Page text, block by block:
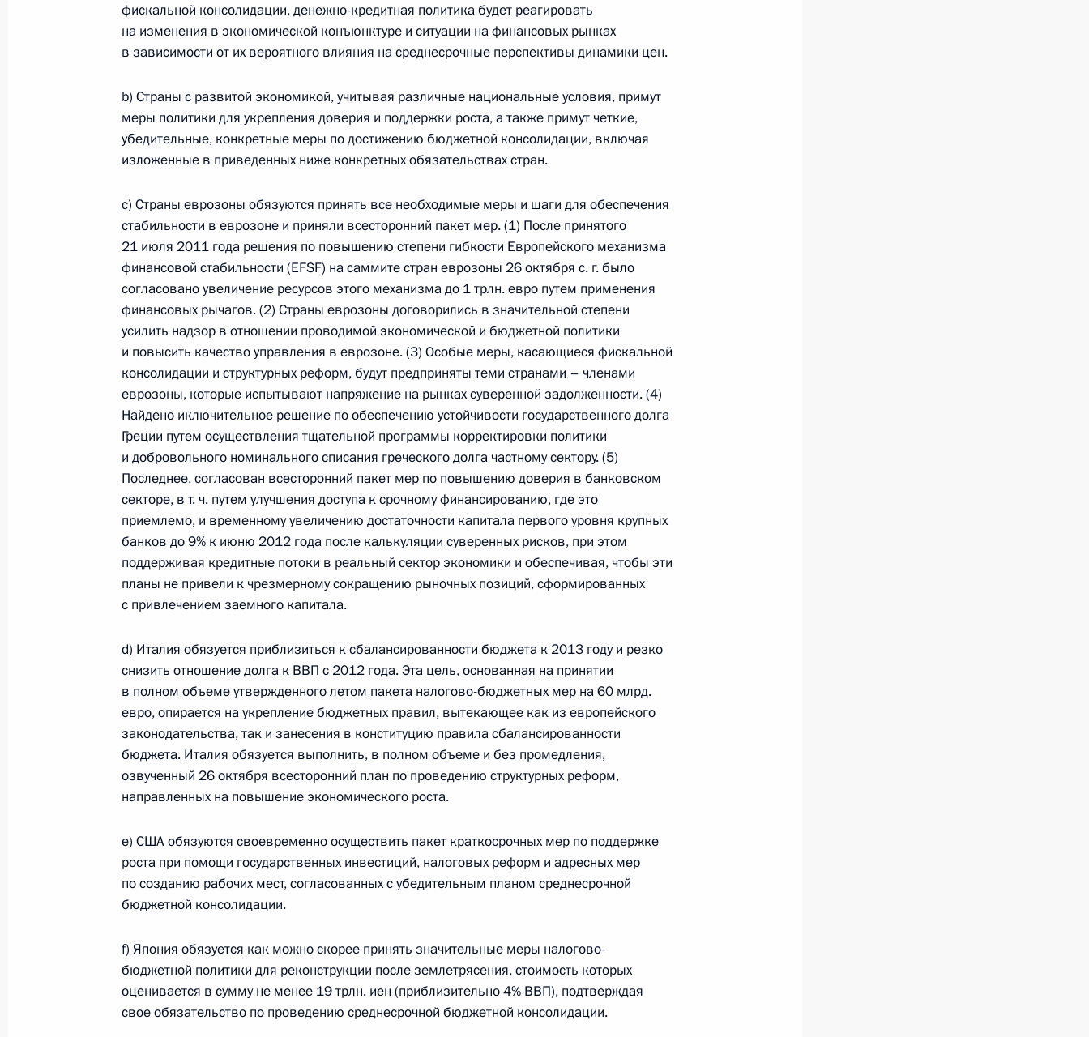
Президента появится единый
научно-методический центр
по продвижению русского языка
за рубежом
14 июля 2026 года, 16:00
рабочей группы по повышению
эффективности сохранения объектов
культурного наследия, находящихся
в неудовлетворительном состоянии
14 июля 2026 года, 15:00
Семинар-совещание по развитию
экосистем цифровой экономики
и цифровых платформ
9 июля 2026 года, 17:00
Российско-китайская встреча
8 июля 2026 года, 15:00
Комиссии и советыпри Президенте России
Меры Правительства
по повышению устойчивости
экономики и поддержке
граждан в условиях санкций
GOVERNMENT.RU
Конституция Российской
Федерации
CONSTITUTION.KREMLIN.RU
Отправить письмо Президенту
Официальный портал
правовой информации
Правительство Российской
Совет Федерации
Разделы сайта
Президента
России
События
Информационные
ресурсы
Президента России
Президент России
Официальные
сетевые ресурсы
Президента России
MAX
Правовая и
техническая
информация
О портале
фискальной консолидации, денежно-кредитная политика будет реагировать
на изменения в экономической конъюнктуре и ситуации на финансовых рынках
в зависимости от их вероятного влияния на среднесрочные перспективы динамики цен.
b) Страны с развитой экономикой, учитывая различные национальные условия, примут
меры политики для укрепления доверия и поддержки роста, а также примут четкие,
убедительные, конкретные меры по достижению бюджетной консолидации, включая
изложенные в приведенных ниже конкретных обязательствах стран.
c) Страны еврозоны обязуются принять все необходимые меры и шаги для обеспечения
стабильности в еврозоне и приняли всесторонний пакет мер. (1) После принятого
21 июля 2011 года решения по повышению степени гибкости Европейского механизма
финансовой стабильности (EFSF) на саммите стран еврозоны 26 октября с. г. было
согласовано увеличение ресурсов этого механизма до 1 трлн. евро путем применения
финансовых рычагов. (2) Страны еврозоны договорились в значительной степени
усилить надзор в отношении проводимой экономической и бюджетной политики
и повысить качество управления в еврозоне. (3) Особые меры, касающиеся фискальной
консолидации и структурных реформ, будут предприняты теми странами – членами
еврозоны, которые испытывают напряжение на рынках суверенной задолженности. (4)
Найдено иключительное решение по обеспечению устойчивости государственного долга
Греции путем осуществления тщательной программы корректировки политики
и добровольного номинального списания греческого долга частному сектору. (5)
Последнее, согласован всесторонний пакет мер по повышению доверия в банковском
секторе, в т. ч. путем улучшения доступа к срочному финансированию, где это
приемлемо, и временному увеличению достаточности капитала первого уровня крупных
банков до 9% к июню 2012 года после калькуляции суверенных рисков, при этом
поддерживая кредитные потоки в реальный сектор экономики и обеспечивая, чтобы эти
планы не привели к чрезмерному сокращению рыночных позиций, сформированных
с привлечением заемного капитала.
d) Италия обязуется приблизиться к сбалансированности бюджета к 2013 году и резко
снизить отношение долга к ВВП с 2012 года. Эта цель, основанная на принятии
в полном объеме утвержденного летом пакета налогово-бюджетных мер на 60 млрд.
евро, опирается на укрепление бюджетных правил, вытекающее как из европейского
законодательства, так и занесения в конституцию правила сбалансированности
бюджета. Италия обязуется выполнить, в полном объеме и без промедления,
озвученный 26 октября всесторонний план по проведению структурных реформ,
направленных на повышение экономического роста.
e) США обязуются своевременно осуществить пакет краткосрочных мер по поддержке
роста при помощи государственных инвестиций, налоговых реформ и адресных мер
по созданию рабочих мест, согласованных с убедительным планом среднесрочной
бюджетной консолидации.
f) Япония обязуется как можно скорее принять значительные меры налогово-
бюджетной политики для реконструкции после землетрясения, стоимость которых
оценивается в сумму не менее 19 трлн. иен (приблизительно 4% ВВП), подтверждая
свое обязательство по проведению среднесрочной бюджетной консолидации.